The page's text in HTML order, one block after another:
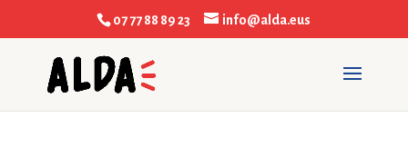
07 77 88 89 23 info@alda.eus